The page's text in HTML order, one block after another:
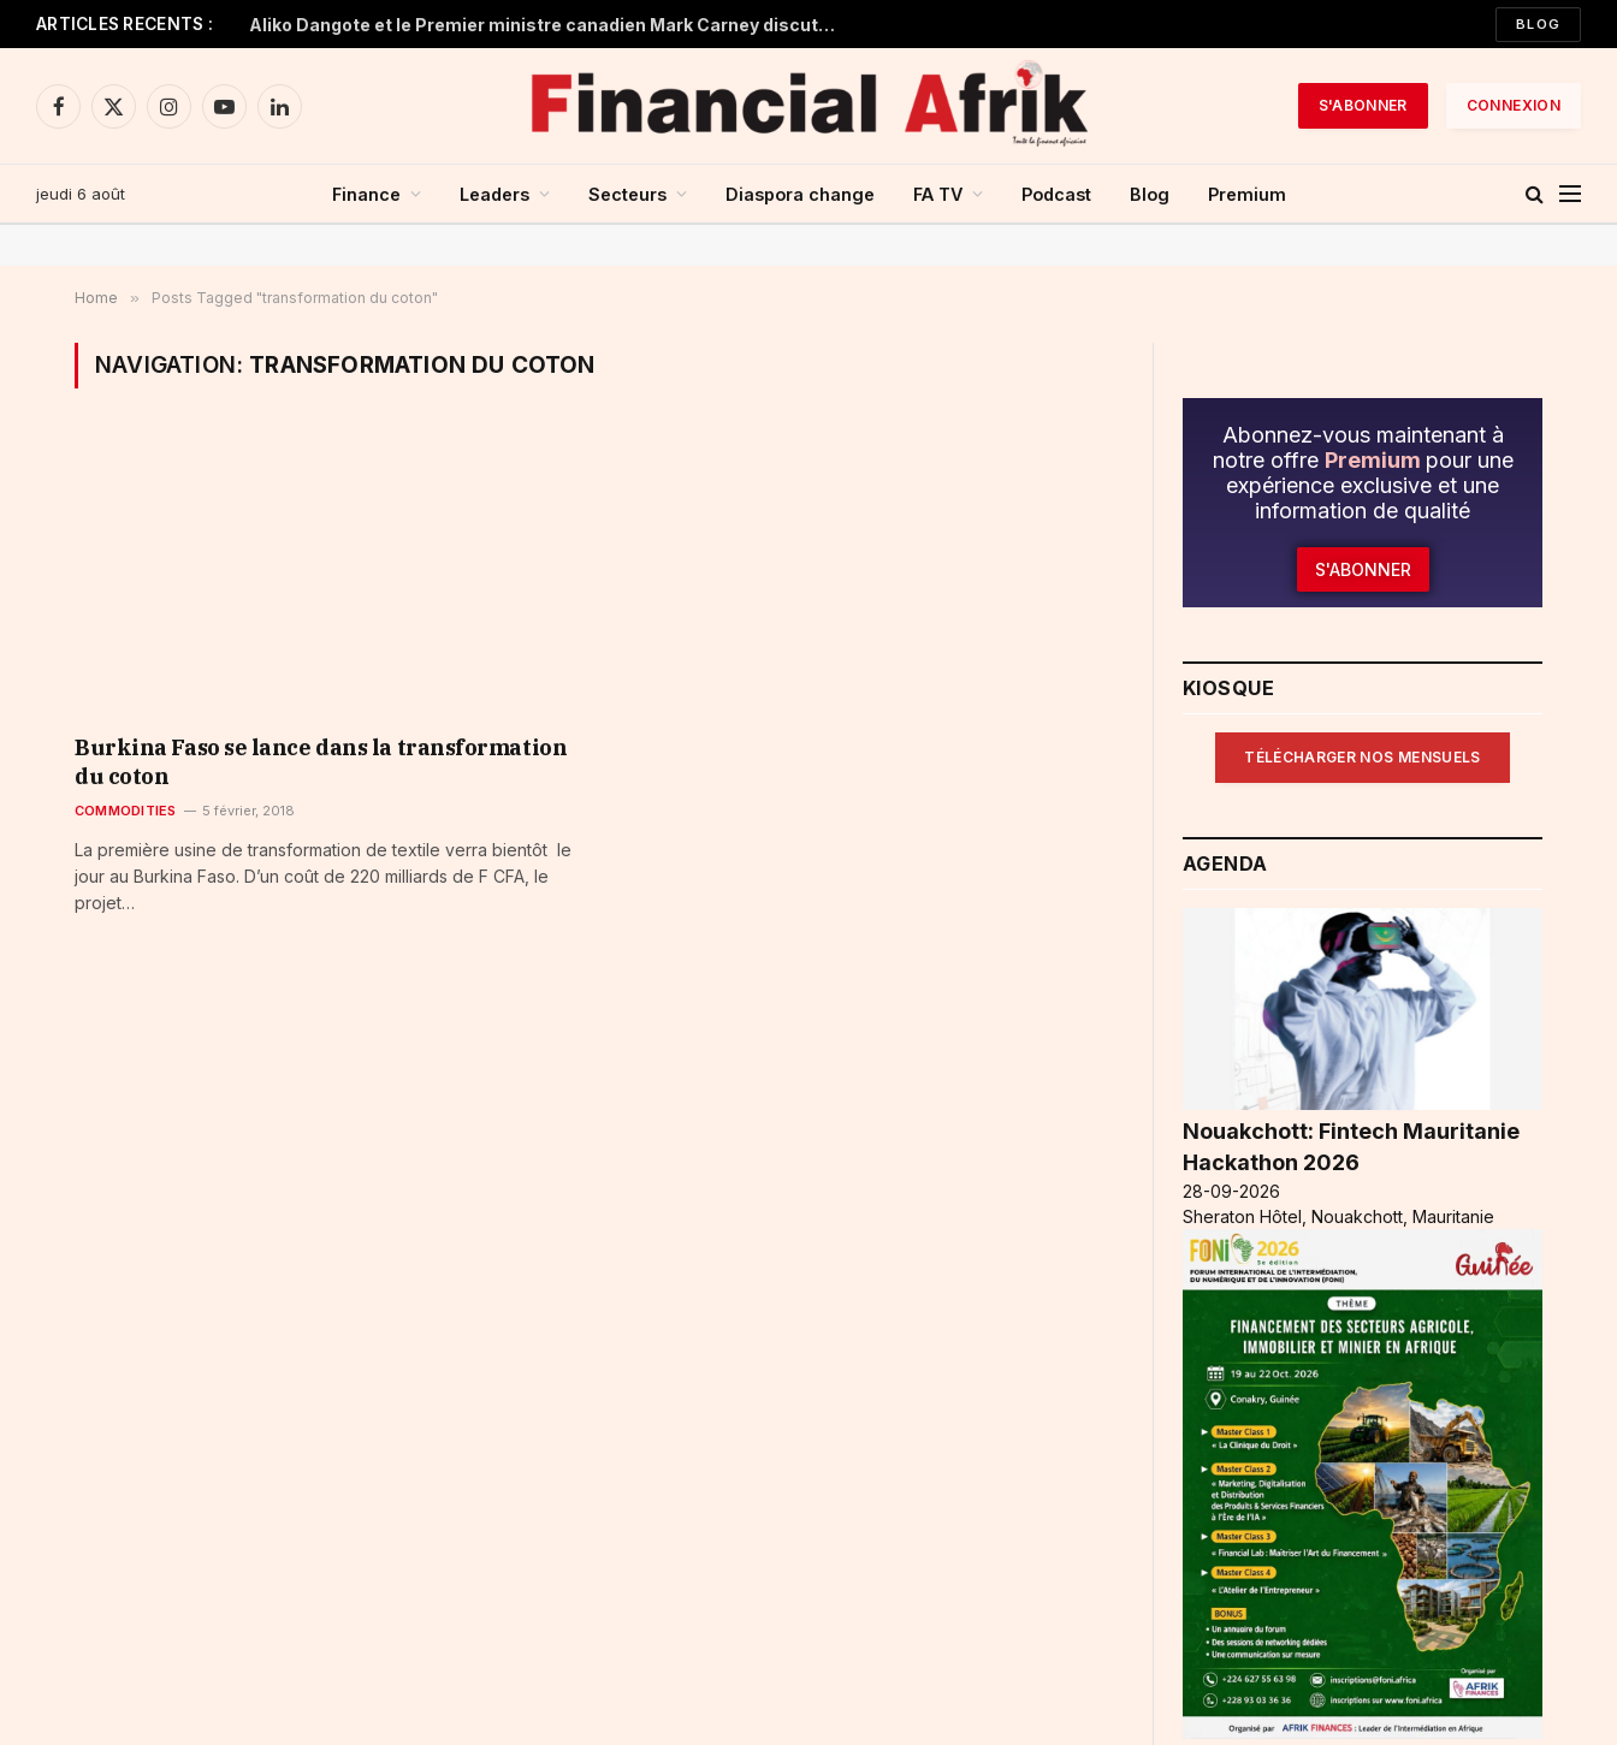
ARTICLES RECENTS : Aliko Dangote et le Premier ministre canadien Mark Carney discutent du renforcement des échanges entre le Canada et l’Afrique BLOG
Facebook
X
InstagramYouTubeLinkedIn
S'ABONNER CONNEXION
jeudi 6 août Finance Leaders Secteurs Diaspora change FA TV Podcast Blog Premium
Home » Posts Tagged "transformation du coton"
NAVIGATION: TRANSFORMATION DU COTON
Burkina Faso se lance dans la transformation
du coton
COMMODITIES 5 février, 2018
La première usine de transformation de textile verra bientôt le
jour au Burkina Faso. D’un coût de 220 milliards de F CFA, le
projet…
Abonnez-vous maintenant à
notre offre Premium pour une
expérience exclusive et une
information de qualité
S'ABONNER
KIOSQUE
TÉLÉCHARGER NOS MENSUELS
AGENDA
Nouakchott: Fintech Mauritanie
Hackathon 2026
28-09-2026
Sheraton Hôtel, Nouakchott, Mauritanie